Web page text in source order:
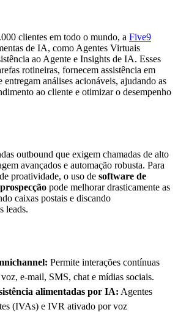
clientes em todo o mundo, a Five9
de IA, como Agentes Virtuais
ao Agente e Insights de IA. Esses
rotineiras, fornecem assistência em
entregam análises acionáveis, ajudando as
ao cliente e otimizar o desempenho
outbound que exigem chamadas de alto
avançados e automação robusta. Para
proatividade, o uso de software de
pode melhorar drasticamente as
caixas postais e discando
leads.
Permite interações contínuas
e-mail, SMS, chat e mídias sociais.
alimentadas por IA: Agentes
(IVAs) e IVR ativado por voz